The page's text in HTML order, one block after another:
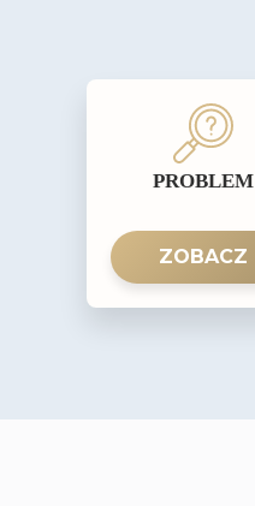
PROBLEM
ZOBACZ